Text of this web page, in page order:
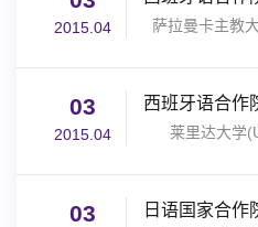
2015.04
03
2015.04
西班牙语合作
03